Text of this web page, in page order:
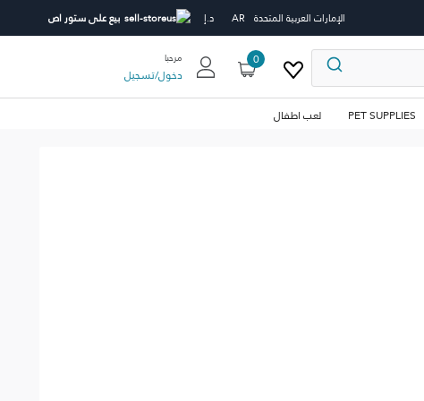
الإمارات العربية المتحدة AR د.إ بيع على ستور اص
0 مرحبا
دخول/تسجيل
PET SUPPLIES لعب اطفال